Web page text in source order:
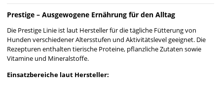
Prestige – Ausgewogene Ernährung für den Alltag
Die Prestige Linie ist laut Hersteller für die tägliche Fütterung von
Hunden verschiedener Altersstufen und Aktivitätslevel geeignet. Die
Rezepturen enthalten tierische Proteine, pflanzliche Zutaten sowie
Vitamine und Mineralstoffe.
Einsatzbereiche laut Hersteller: